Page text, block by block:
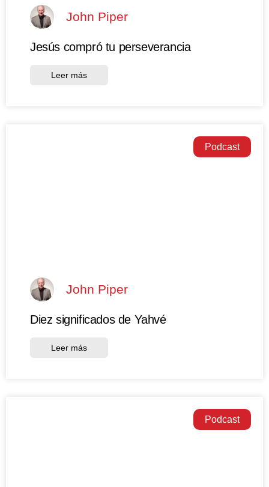
John Piper
Jesús compró tu perseverancia
Leer más
Podcast
John Piper
Diez significados de Yahvé
Leer más
Podcast